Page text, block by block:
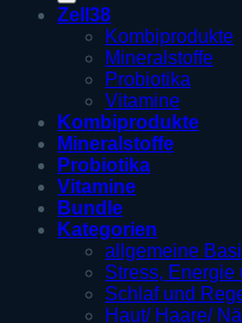
Zell38
Kombiprodukte
Mineralstoffe
Probiotika
Vitamine
Kombiprodukte
Mineralstoffe
Probiotika
Vitamine
Bundle
Kategorien
allgemeine
Stress,
Schlaf und
Haut/ Haare/